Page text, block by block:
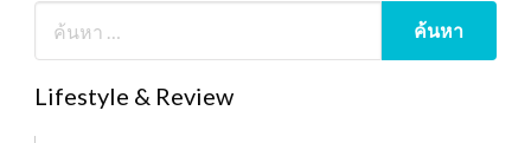
Lifestyle & Review